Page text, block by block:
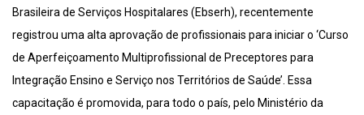
Brasileira de Serviços Hospitalares (Ebserh), recentemente
registrou uma alta aprovação de profissionais para iniciar o ‘Curso
de Aperfeiçoamento Multiprofissional de Preceptores para
Integração Ensino e Serviço nos Territórios de Saúde’. Essa
capacitação é promovida, para todo o país, pelo Ministério da